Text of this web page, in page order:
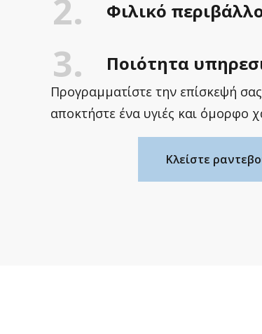
2. Φιλικό
3. Ποιότητα
Προγραμματίστε την επίσκεψή
αποκτήστε ένα υγιές και όμορφο
Κλείστε